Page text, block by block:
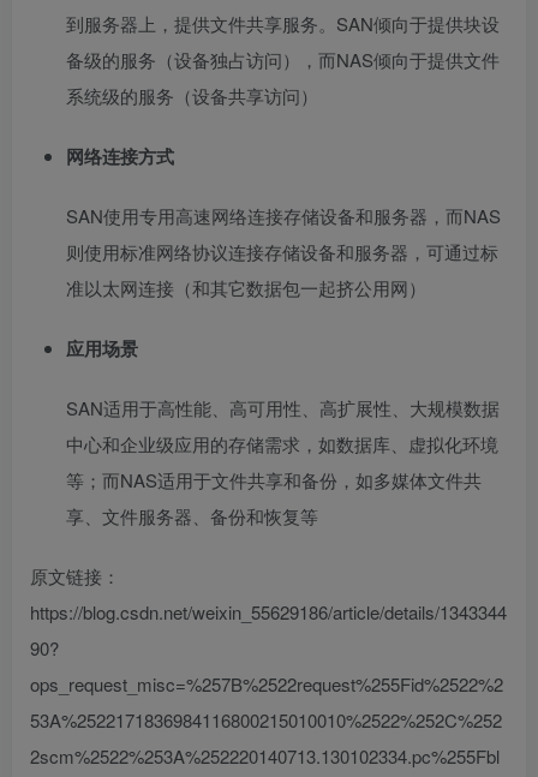
到服务器上，提供文件共享服务。SAN倾向于提供块设
备级的服务（设备独占访问），而NAS倾向于提供文件
系统级的服务（设备共享访问）
网络连接方式
SAN使用专用高速网络连接存储设备和服务器，而NAS
则使用标准网络协议连接存储设备和服务器，可通过标
准以太网连接（和其它数据包一起挤公用网）
应用场景
SAN适用于高性能、高可用性、高扩展性、大规模数据
中心和企业级应用的存储需求，如数据库、虚拟化环境
等；而NAS适用于文件共享和备份，如多媒体文件共
享、文件服务器、备份和恢复等
原文链接：
https://blog.csdn.net/weixin_55629186/article/details/1343344
90?
ops_request_misc=%257B%2522request%255Fid%2522%2
53A%2522171836984116800215010010%2522%252C%252
2scm%2522%253A%252220140713.130102334.pc%255Fbl